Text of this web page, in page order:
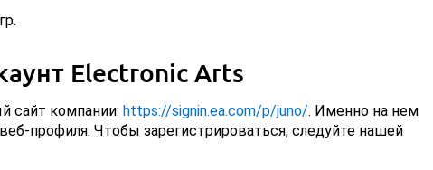
Electronic Arts
сайт компании: https://signin.ea.com/p/juno/. Именно на нем
профиля. Чтобы зарегистрироваться, следуйте нашей